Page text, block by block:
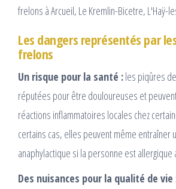
frelons à Arcueil, Le Kremlin-Bicetre, L'Haÿ-
Les dangers représentés par
frelons
Un risque pour la santé :les piqûres
réputées pour être douloureuses et
réactions inflammatoires locales chez
certains cas, elles peuvent même entraîner
anaphylactique si la personne est allergique
Des nuisances pour la qualité de vie